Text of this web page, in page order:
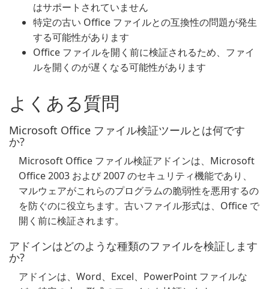
はサポートされていません
特定の古い Office ファイルとの互換性の問題が発生
する可能性があります
Office ファイルを開く前に検証されるため、ファイ
ルを開くのが遅くなる可能性があります
よくある質問
Microsoft Office ファイル検証ツールとは何です
か?
Microsoft Office ファイル検証アドインは、Microsoft
Office 2003 および 2007 のセキュリティ機能であり、
マルウェアがこれらのプログラムの脆弱性を悪用するの
を防ぐのに役立ちます。古いファイル形式は、Office で
開く前に検証されます。
アドインはどのような種類のファイルを検証します
か?
アドインは、Word、Excel、PowerPoint ファイルな